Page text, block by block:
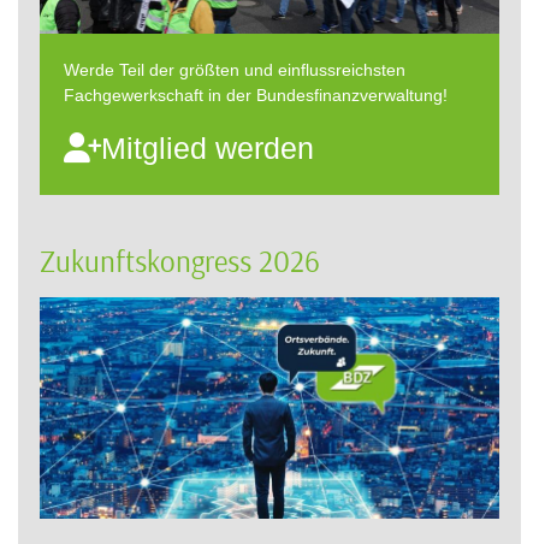
Werde Teil der größten und einflussreichsten
Fachgewerkschaft in der Bundesfinanzverwaltung!
Mitglied werden
Zukunftskongress 2026